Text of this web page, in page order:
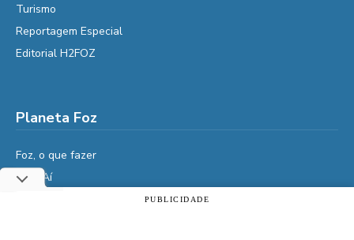
Turismo
Reportagem Especial
Editorial H2FOZ
Planeta Foz
Foz, o que fazer
Diga Aí
PUBLICIDADE